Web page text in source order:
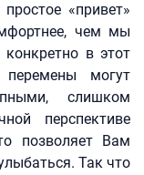
«привет»
чем мы
в этот
могут
слишком
перспективе
позволяет Вам
Так что